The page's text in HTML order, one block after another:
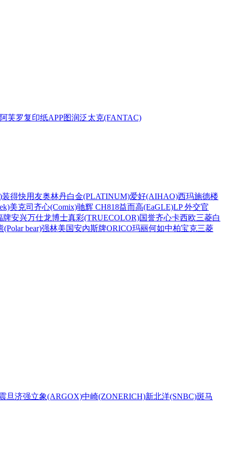
阿芙罗复印纸APP图润泛太克(FANTAC)
装得快用友奥林丹白金(PLATINUM)爱好(AIHAO)西玛施德楼
美克司 齐心(Comix)驰辉 CH818益而高(EaGLE)LP 外交官
牌安兴万仕龙博士真彩(TRUECOLOR)国誉齐心卡西欧三菱白
(Polar bear)强林美国安內斯牌ORICO玛丽何如中柏宝克三菱
旦济强立象(ARGOX)中崎(ZONERICH)新北洋(SNBC)斑马